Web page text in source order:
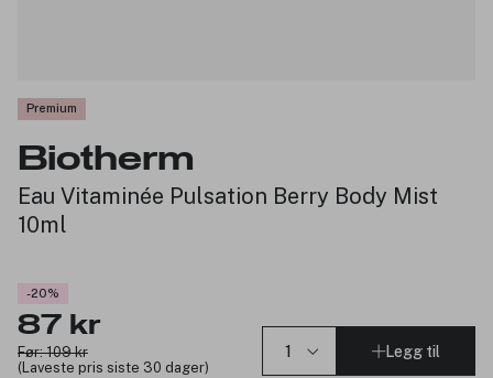
Premium
Biotherm
Eau Vitaminée Pulsation Berry Body Mist
10ml
-20%
87 kr
Før: 109 kr
(Laveste pris siste 30 dager)
Legg til